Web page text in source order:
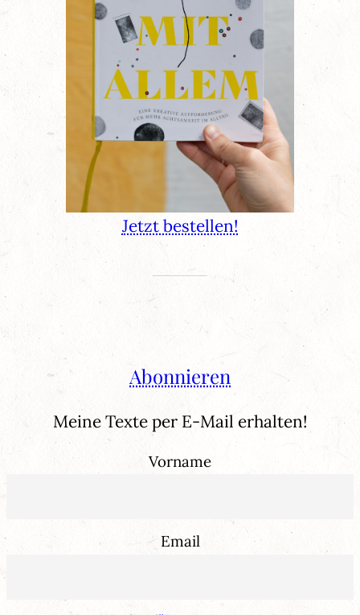
Jetzt bestellen!
Abonnieren
Meine Texte per E-Mail erhalten!
Vorname
Email